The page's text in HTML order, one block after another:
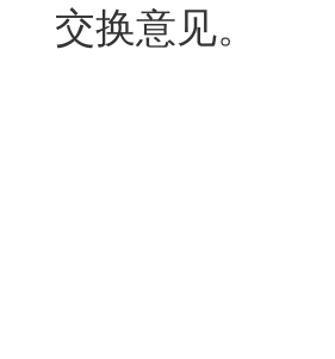
交换意见。